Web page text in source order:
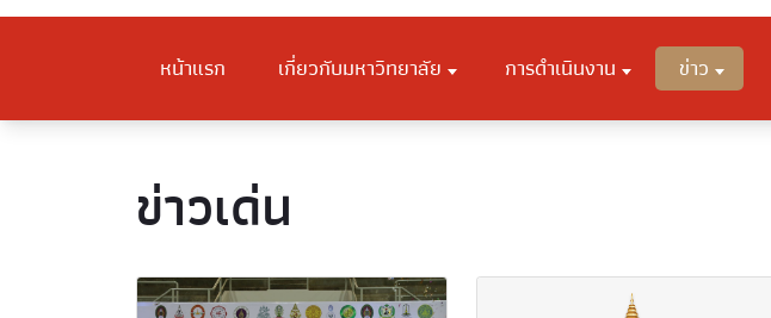
หน้าแรก เกี่ยวกับมหาวิทยาลัย การดำเนินงาน ข่าว
ข่าวเด่น